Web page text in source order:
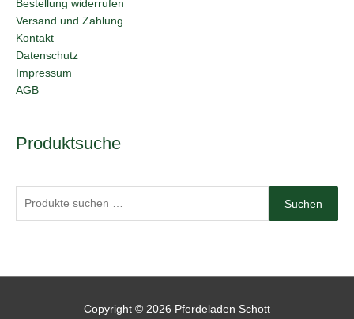
Bestellung widerrufen
Versand und Zahlung
Kontakt
Datenschutz
Impressum
AGB
Produktsuche
Suchen
Suchen
Copyright © 2026 Pferdeladen Schott